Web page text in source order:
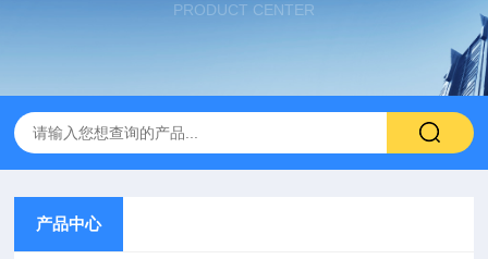
PRODUCT CENTER
产品中心